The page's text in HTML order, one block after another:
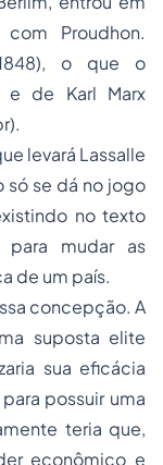
Proudhon.
o que o
e de Karl Marx
levará Lassalle
só se dá no jogo
no texto
para mudar as
de um país.
concepção. A
suposta elite
sua eficácia
possuir uma
teria que,
econômico e